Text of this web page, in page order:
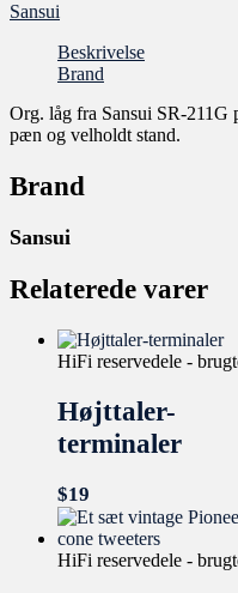
Sansui
Beskrivelse
Brand
Org. låg fra Sansui SR-211G
pæn og velholdt stand.
Brand
Sansui
Relaterede varer
HiFi reservedele -
Højttaler-
terminaler
$19
HiFi reservedele -